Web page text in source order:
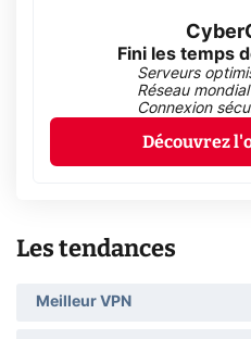
Fini les temps
Serveurs
Réseau
Connexion
Découvrez
Les tendances
Meilleur VPN